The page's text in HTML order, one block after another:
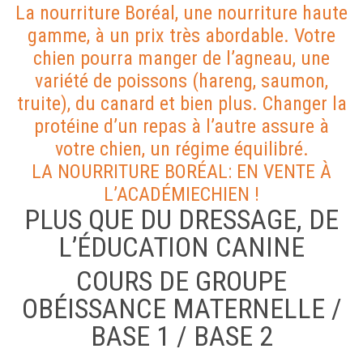
La nourriture Boréal, une nourriture haute
gamme, à un prix très abordable. Votre
chien pourra manger de l’agneau, une
variété de poissons (hareng, saumon,
truite), du canard et bien plus. Changer la
protéine d’un repas à l’autre assure à
votre chien, un régime équilibré.
LA NOURRITURE BORÉAL: EN VENTE À
L’ACADÉMIECHIEN !
PLUS QUE DU DRESSAGE, DE
L’ÉDUCATION CANINE
COURS DE GROUPE
OBÉISSANCE MATERNELLE /
BASE 1 / BASE 2